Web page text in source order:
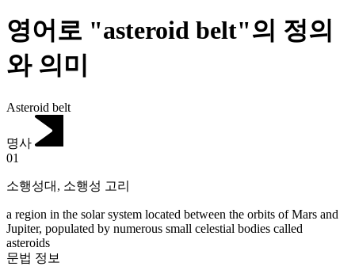
영어로 "asteroid belt"의 정의
와 의미
Asteroid belt
명사
01
소행성대 , 소행성 고리
a region in the solar system located between the orbits of Mars and
Jupiter, populated by numerous small celestial bodies called
asteroids
문법 정보